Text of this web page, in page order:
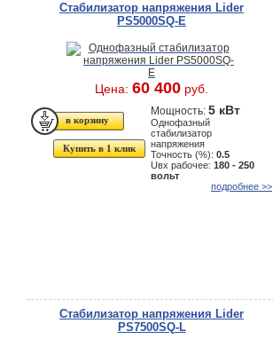
Стабилизатор напряжения Lider
PS5000SQ-E
Цена: 60 400 руб.
Купить в 1 клик
Мощность: 5 кВт
Однофазный
стабилизатор
напряжения
Точность (%): 0.5
Uвх рабочее: 180 - 250
вольт
подробнее >>
Стабилизатор напряжения Lider
PS7500SQ-L